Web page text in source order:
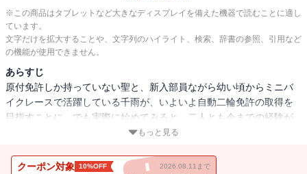
※この商品はタブレットなど大きなディスプレイを備えた機器で読むことに適し
ています。
文字だけを拡大することや、文字列のハイライト、検索、辞書の参照、引用など
の機能が使用できません。
あらすじ
原付免許しか持っていない聖と、新入部員ながら幼い頃からミニバ
イクレースで活躍している千雨が、いよいよ自動二輪免許の取得を
目指すことに。でも実際に始めてみると、二人とも今までの経験が
もっと見る
クーポン対象 10%OFF 2026.08.11まで